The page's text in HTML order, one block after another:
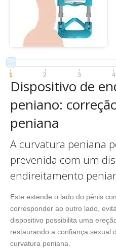
1 2 3 4
Dispositivo de
peniano:
peniana
A curvatura peniana
prevenida com um
endireitamento
Este estende o lado do pénis
corresponder ao outro lado,
dispositivo possibilita uma
restaurando a confiança sexual
curvatura peniana.